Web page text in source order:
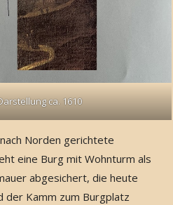
ca. 1610
Norden gerichtete
eine Burg mit Wohnturm als
abgesichert, die heute
der Kamm zum Burgplatz